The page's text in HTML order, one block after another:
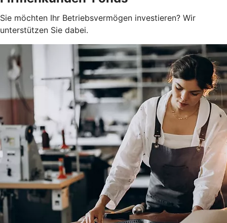
Sie möchten Ihr Betriebsvermögen investieren? Wir
unterstützen Sie dabei.